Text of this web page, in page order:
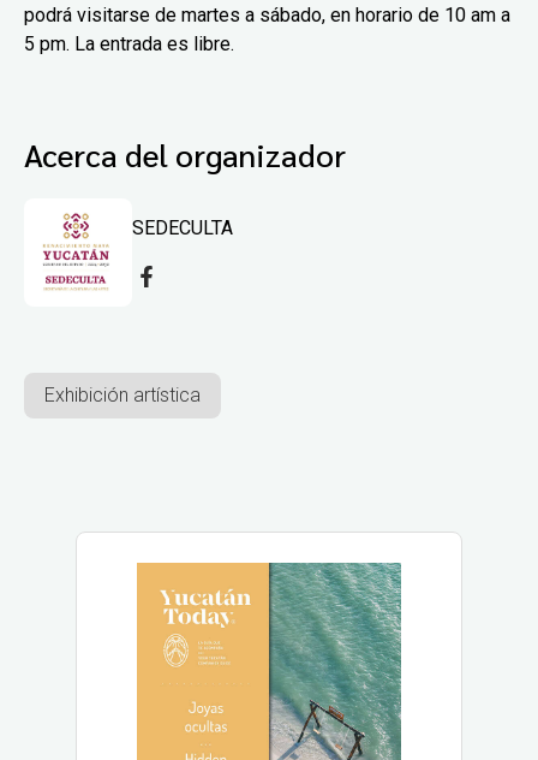
podrá visitarse de martes a sábado, en horario de 10 am a
5 pm. La entrada es libre.
Acerca del organizador
SEDECULTA
Exhibición artística